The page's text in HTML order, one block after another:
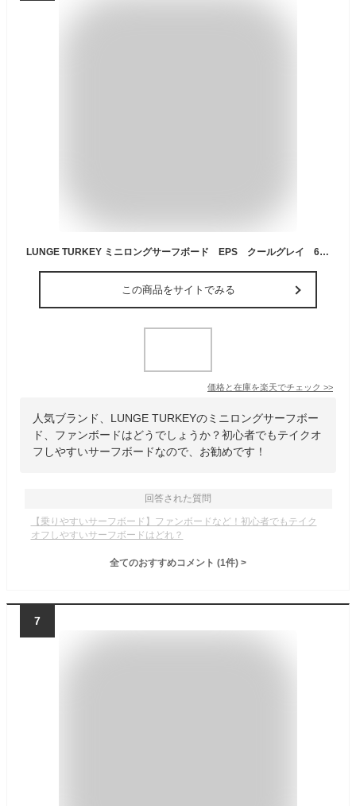
LUNGE TURKEY ミニロングサーフボード EPS クールグレイ 6’8” ファンボード ※配送方法： 1西濃運輸：営業所止めとなります。2佐川急便：自宅まで配送 のどちらかを選択できます。（西濃運輸支店止めはお引き取りが必要となります）
この商品をサイトでみる
価格と在庫を楽天でチェック >>
人気ブランド、LUNGE TURKEYのミニロングサーフボー
ド、ファンボードはどうでしょうか？初心者でもテイクオ
フしやすいサーフボードなので、お勧めです！
回答された質問
【乗りやすいサーフボード】ファンボードなど！初心者でもテイク
オフしやすいサーフボードはどれ？
全てのおすすめコメント (1件) >
7